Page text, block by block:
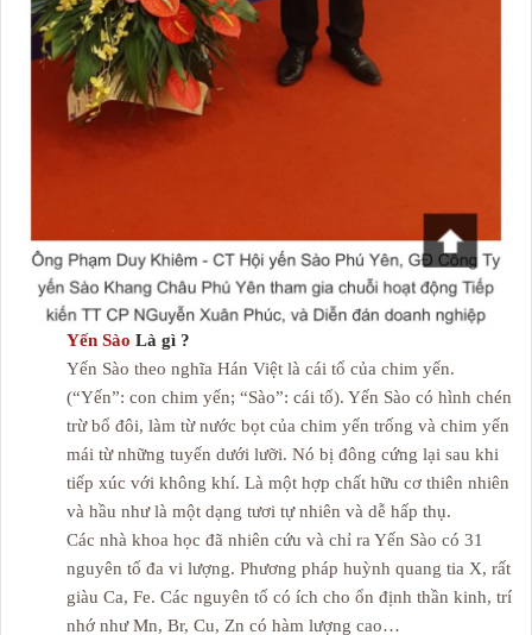
Yến Sào Là gì ?
Yến Sào theo nghĩa Hán Việt là cái tổ của chim yến.
(“Yến”: con chim yến; “Sào”: cái tổ). Yến Sào có hình chén
trừ bổ đôi, làm từ nước bọt của chim yến trống và chim yến
mái từ những tuyến dưới lưỡi. Nó bị đông cứng lại sau khi
tiếp xúc với không khí. Là một hợp chất hữu cơ thiên nhiên
và hầu như là một dạng tươi tự nhiên và dễ hấp thụ.
Các nhà khoa học đã nhiên cứu và chỉ ra Yến Sào có 31
nguyên tố đa vi lượng. Phương pháp huỳnh quang tia X, rất
giàu Ca, Fe. Các nguyên tố có ích cho ổn định thần kinh, trí
nhớ như Mn, Br, Cu, Zn có hàm lượng cao…